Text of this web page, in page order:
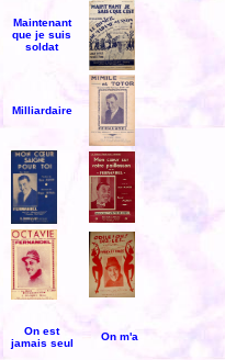
Maintenant
que je suis
soldat
Milliardaire
On est
jamais seul
On m'a